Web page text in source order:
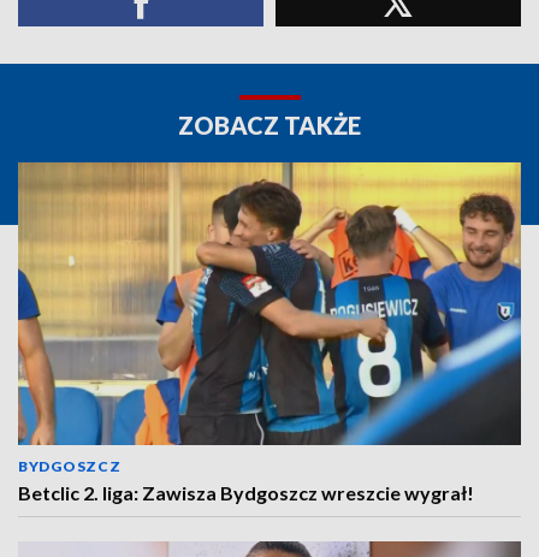
ZOBACZ TAKŻE
BYDGOSZCZ
Betclic 2. liga: Zawisza Bydgoszcz wreszcie wygrał!